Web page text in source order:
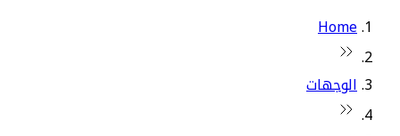
Home
الوجهات